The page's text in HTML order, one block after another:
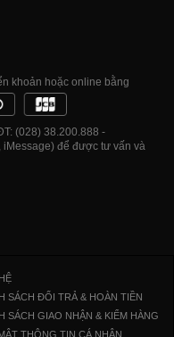
khoản hoặc online bằng
(028) 38.200.888 -
iMessage) để được tư vấn và
SÁCH ĐỔI TRẢ & HOÀN TIỀN
SÁCH GIAO NHẬN & KIỂM HÀNG
THÔNG TIN CÁ NHÂN